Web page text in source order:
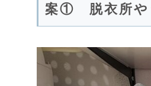
案① 脱衣所や